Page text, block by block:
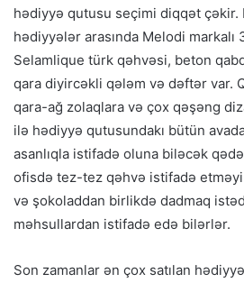
hədiyyə qutusu seçimi diqqət çəkir.
hədiyyələr arasında Melodi markalı
Selamlique türk qəhvəsi, beton
qara diyircəkli qələm və dəftər var.
qara-ağ zolaqlara və çox qəşəng
ilə hədiyyə qutusundakı bütün
asanlıqla istifadə oluna biləcək
ofisdə tez-tez qəhvə istifadə
və şokoladdan birlikdə dadmaq
məhsullardan istifadə edə bilərlər.
Son zamanlar ən çox satılan